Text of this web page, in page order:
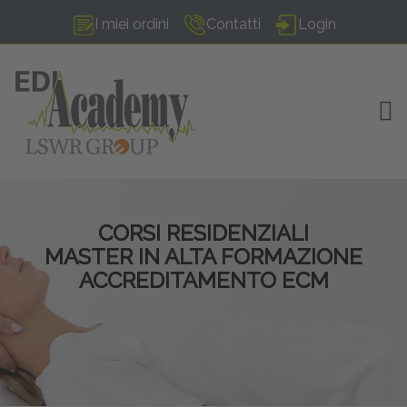
I miei ordini Contatti Login
CORSI RESIDENZIALI
MASTER IN ALTA FORMAZIONE
ACCREDITAMENTO ECM